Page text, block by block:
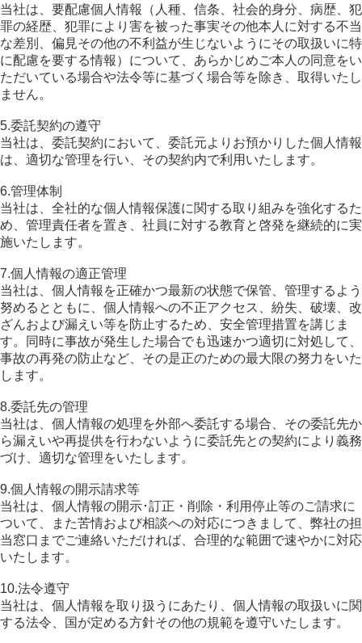
当社は、要配慮個人情報（人種、信条、社会的身分、病歴、犯
罪の経歴、犯罪により害を被った事実その他本人に対する不当
な差別、偏見その他の不利益が生じないようにその取扱いに特
に配慮を要する情報）について、あらかじめご本人の同意をい
ただいている場合や法令等に基づく場合等を除き、取得いたし
ません。
5.委託契約の遵守
当社は、委託契約において、委託元よりお預かりした個人情報
は、適切な管理を行い、その契約内で利用いたします。
6.管理体制
当社は、全社的な個人情報保護に関する取り組みを強化するた
め、管理責任者を置き、社員に対する教育と啓発を継続的に実
施いたします。
7.個人情報の適正管理
当社は、個人情報を正確かつ最新の状態で保管、管理するよう
努めるとともに、個人情報への不正アクセス、紛失、破壊、改
ざんおよび漏えい等を防止するため、安全管理措置を講じま
す。同時に事故が発生した場合でも迅速かつ適切に対処して、
事故の再発の防止など、その是正のための最大限の努力をいた
します。
8.委託先の管理
当社は、個人情報の処理を外部へ委託する場合、その委託先か
ら漏えいや再提供を行わないように委託先との契約により義務
づけ、適切な管理をいたします。
9.個人情報の開示請求等
当社は、個人情報の開示･訂正・削除・利用停止等のご請求に
ついて、また苦情および相談への対応につきまして、弊社の担
当窓口までご連絡いただければ、合理的な範囲で速やかに対応
いたします。
10.法令遵守
当社は、個人情報を取り扱うにあたり、個人情報の取扱いに関
する法令、国が定める方針その他の規範を遵守いたします。